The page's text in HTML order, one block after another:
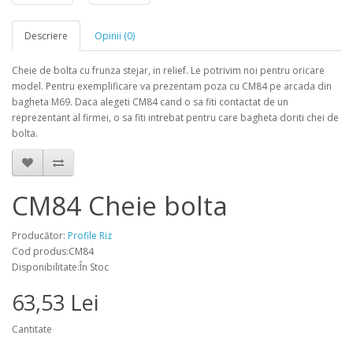
Descriere Opinii (0)
Cheie de bolta cu frunza stejar, in relief. Le potrivim noi pentru oricare
model. Pentru exemplificare va prezentam poza cu CM84 pe arcada din
bagheta M69. Daca alegeti CM84 cand o sa fiti contactat de un
reprezentant al firmei, o sa fiti intrebat pentru care bagheta doriti chei de
bolta.
CM84 Cheie bolta
Producător: Profile Riz
Cod produs:CM84
Disponibilitate:În Stoc
63,53 Lei
Cantitate